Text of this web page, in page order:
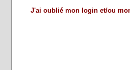
J'ai oublié mon login et/ou